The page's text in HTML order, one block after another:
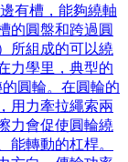
有槽，能夠繞軸
的圓盤和跨過圓
所組成的可以繞
力學里，典型的
圓輪。在圓輪的
用力牽拉繩索兩
力會促使圓輪繞
能轉動的杠桿。